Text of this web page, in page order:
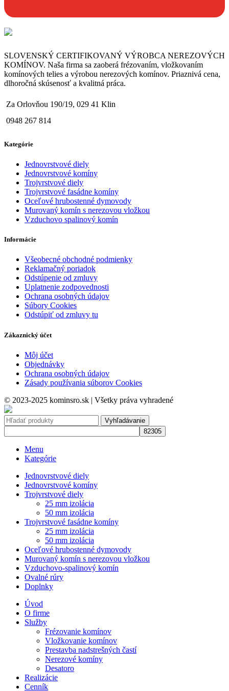
SLOVENSKÝ CERTIFIKOVANÝ VÝROBCA NEREZOVÝCH
KOMÍNOV. Naša firma sa zaoberá frézovaním, vložkovaním
komínových telies a výrobou nerezových komínov. Priaznivá cena,
dlhoročná skúsenosť a kvalitná práca.
Za Orlovňou 190/19, 029 41 Klin
0948 267 814
Kategórie
Jednovrstvové diely
Jednovrstvové komíny
Trojvrstvové diely
Trojvrstvové fasádne komíny
Oceľové hrubostenné dymovody
Murovaný komín s nerezovou vložkou
Vzduchovo spalinový komín
Informácie
Všeobecné obchodné podmienky
Reklamačný poriadok
Odstúpenie od zmluvy
Uplatnenie zodpovednosti
Ochrana osobných údajov
Súbory Cookies
Odstúpiť od zmluvy tu
Zákaznický účet
Môj účet
Objednávky
Ochrana osobných údajov
Zásady používania súborov Cookies
© 2023-2025 kominsro.sk | Všetky práva vyhradené
Vyhľadávanie
Menu
Kategórie
Jednovrstvové diely
Jednovrstvové komíny
Trojvrstvové diely
25 mm izolácia
50 mm izolácia
Trojvrstvové fasádne komíny
25 mm izolácia
50 mm izolácia
Oceľové hrubostenné dymovody
Murovaný komín s nerezovou vložkou
Vzduchovo-spalinový komín
Ovalné rúry
Doplnky
Úvod
O firme
Služby
Frézovanie komínov
Vložkovanie komínov
Prestavba nadstrešných častí
Nerezové komíny
Desatoro
Realizácie
Cenník